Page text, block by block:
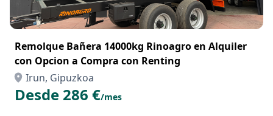
Remolque Bañera 14000kg Rinoagro en Alquiler
con Opcion a Compra con Renting
Irun, Gipuzkoa
Desde 286 €/mes